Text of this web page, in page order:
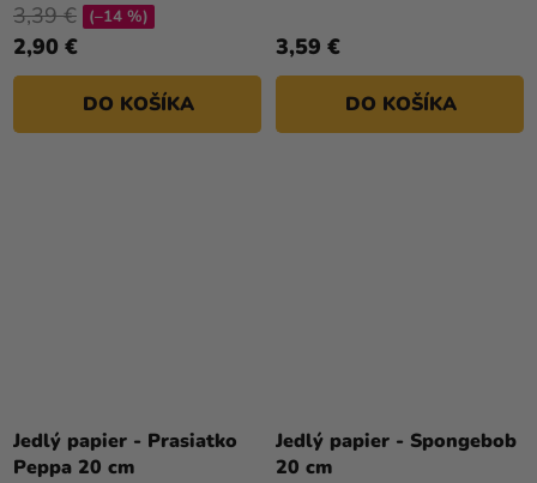
2,90 €
3,39 € (–14 %)
DO KOŠÍKA
3,59 €
DO KOŠÍKA
Jedlý papier - Prasiatko
Peppa 20 cm
Jedlý papier - Spongebob
20 cm